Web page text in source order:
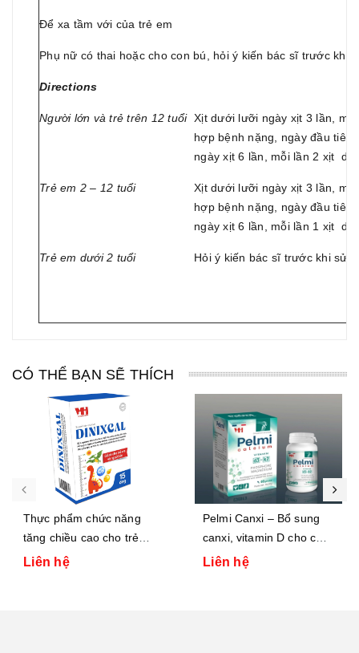
Để xa tầm với của trẻ em
Phụ nữ có thai hoặc cho con bú, hỏi ý kiến bác sĩ trước khi
Directions
Người lớn và trẻ trên 12 tuổi Xịt dưới lưỡi ngày xịt 3 lần,
hợp bệnh nặng, ngày đầu tiên
ngày xịt 6 lần, mỗi lần 2 xịt
Trẻ em 2 – 12 tuổi
Xịt dưới lưỡi ngày xịt 3 lần,
hợp bệnh nặng, ngày đầu tiên
ngày xịt 6 lần, mỗi lần 1 xịt
Trẻ em dưới 2 tuổi Hỏi ý kiến bác sĩ trước khi sử
CÓ THỂ BẠN SẼ THÍCH
Thực phẩm chức năng
tăng chiều cao cho trẻ
DINIXCAL
Liên hệ
Pelmi Canxi – Bổ sung
canxi, vitamin D cho cơ
thể giúp xương chắc
Liên hệ